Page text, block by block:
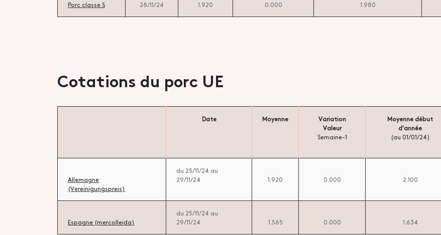
Porc classe S 28/11/24 1.920 0.000 1.980
Cotations du porc UE
Date Moyenne
Variation
Valeur
Semaine-1
Moyenne début
d'année
(au 01/01/24)
Allemagne
(Vereinigungspreis)
du 25/11/24 au
29/11/24
1.920 0.000 2.100
Espagne (mercolleida)
du 25/11/24 au
29/11/24
1.565 0.000 1.634